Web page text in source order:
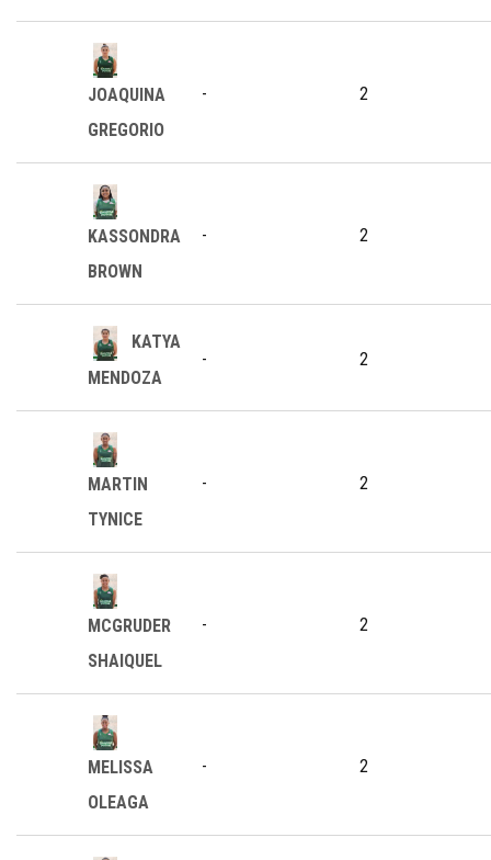
JOAQUINA
GREGORIO
- 2
KASSONDRA
BROWN
- 2
KATYA
MENDOZA
- 2
MARTIN
TYNICE
- 2
MCGRUDER
SHAIQUEL
- 2
MELISSA
OLEAGA
- 2